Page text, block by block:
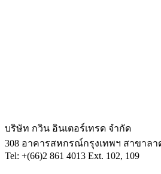
บริษัท กวิน อินเตอร์เทรด จำกัด
308 อาคารสหกรณ์กรุงเทพฯ สาขาล
Tel: +(66)2 861 4013 Ext. 102, 109